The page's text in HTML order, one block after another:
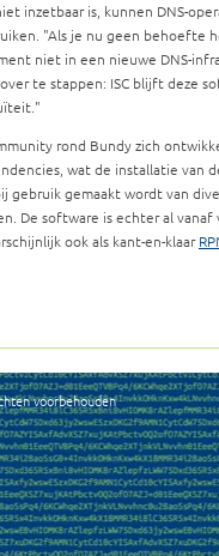
inzetbaar is, kunnen DNS-
Als je nu geen behoefte
niet in een nieuwe DNS-
te stappen: ISC blijft deze
rond Bundy zich
wat de installatie van
gebruik gemaakt wordt van
De software is echter al vanaf
ook als kant-en-klaar
voorbehouden